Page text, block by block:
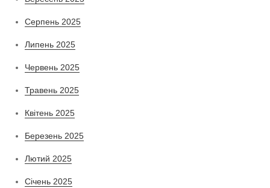
Серпень 2025
Липень 2025
Червень 2025
Травень 2025
Квітень 2025
Березень 2025
Лютий 2025
Січень 2025